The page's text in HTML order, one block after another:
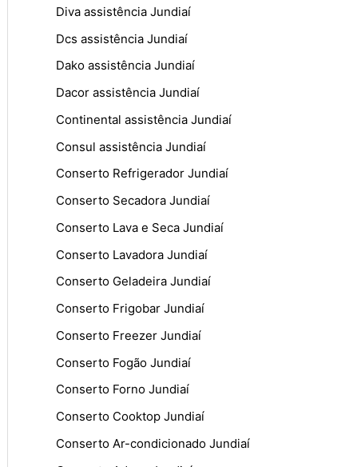
Diva assistência Jundiaí
Dcs assistência Jundiaí
Dako assistência Jundiaí
Dacor assistência Jundiaí
Continental assistência Jundiaí
Consul assistência Jundiaí
Conserto Refrigerador Jundiaí
Conserto Secadora Jundiaí
Conserto Lava e Seca Jundiaí
Conserto Lavadora Jundiaí
Conserto Geladeira Jundiaí
Conserto Frigobar Jundiaí
Conserto Freezer Jundiaí
Conserto Fogão Jundiaí
Conserto Forno Jundiaí
Conserto Cooktop Jundiaí
Conserto Ar-condicionado Jundiaí